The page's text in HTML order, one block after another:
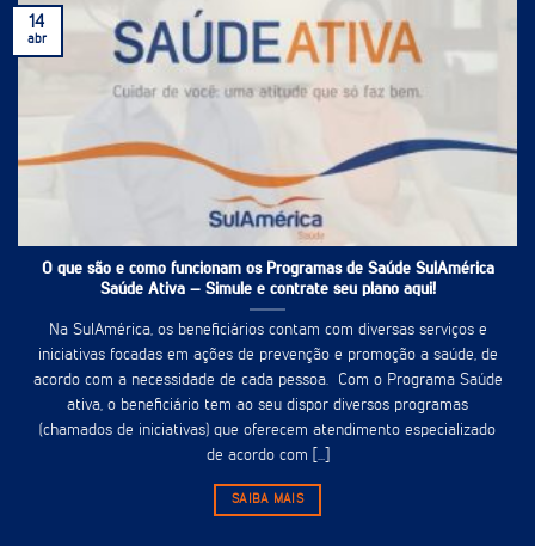
O que são e como funcionam os Programas de Saúde SulAmérica
Saúde Ativa – Simule e contrate seu plano aqui!
Na SulAmérica, os beneficiários contam com diversas serviços e
iniciativas focadas em ações de prevenção e promoção a saúde, de
acordo com a necessidade de cada pessoa. Com o Programa Saúde
ativa, o beneficiário tem ao seu dispor diversos programas
(chamados de iniciativas) que oferecem atendimento especializado
de acordo com [...]
SAIBA MAIS
14
abr